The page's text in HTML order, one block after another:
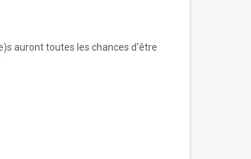
auront toutes les chances d'être